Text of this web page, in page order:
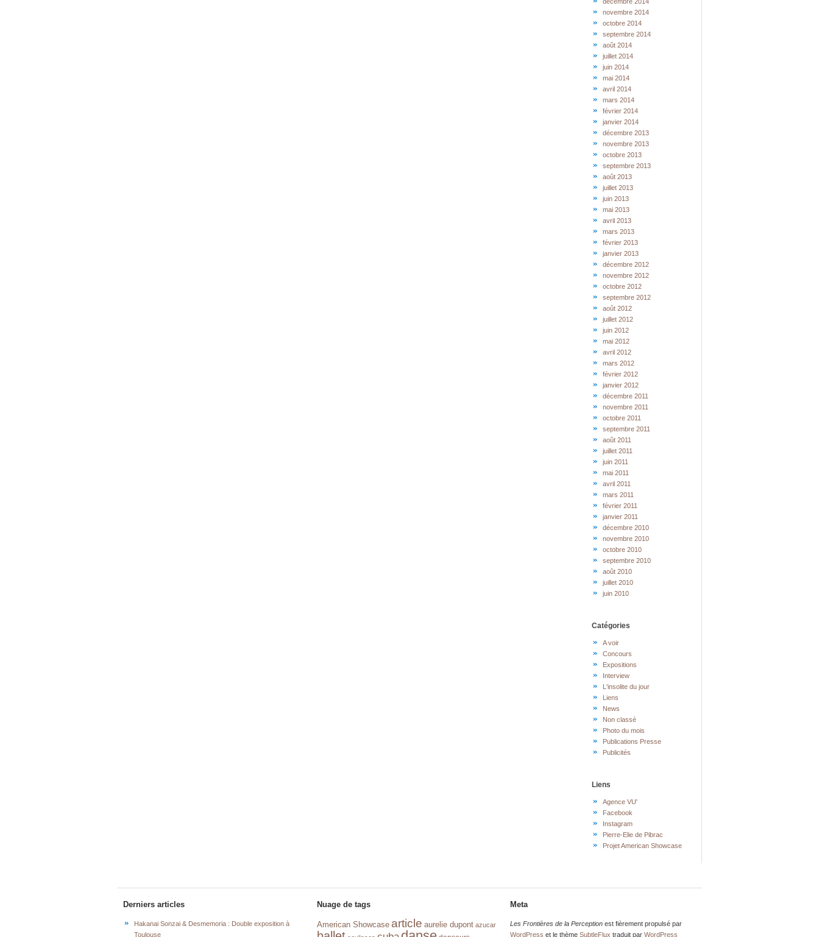
novembre 2014
octobre 2014
septembre 2014
août 2014
juillet 2014
juin 2014
mai 2014
avril 2014
mars 2014
février 2014
janvier 2014
décembre 2013
novembre 2013
octobre 2013
septembre 2013
août 2013
juillet 2013
juin 2013
mai 2013
avril 2013
mars 2013
février 2013
janvier 2013
décembre 2012
novembre 2012
octobre 2012
septembre 2012
août 2012
juillet 2012
juin 2012
mai 2012
avril 2012
mars 2012
février 2012
janvier 2012
décembre 2011
novembre 2011
octobre 2011
septembre 2011
août 2011
juillet 2011
juin 2011
mai 2011
avril 2011
mars 2011
février 2011
janvier 2011
décembre 2010
novembre 2010
octobre 2010
septembre 2010
août 2010
juillet 2010
juin 2010
Catégories
A voir
Concours
Expositions
Interview
L'insolite du jour
Liens
News
Non classé
Photo du mois
Publications Presse
Publicités
Liens
Agence VU'
Facebook
Instagram
Pierre-Elie de Pibrac
Projet American Showcase
Derniers articles
Hakanai Sonzai & Desmemoria : Double exposition à
Toulouse
Nuage de tags
American Showcase article aurelie dupont azucar
Meta
Les Frontières de la Perception est fièrement propulsé par
WordPress et le thèmeSubtleFlux traduit parWordPress